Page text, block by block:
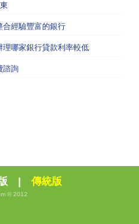
合經驗豐富的銀行
哪家銀行貸款利率較低
諮詢
| 傳統版
© 2012